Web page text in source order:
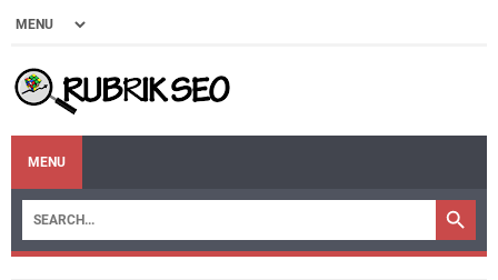
MENU